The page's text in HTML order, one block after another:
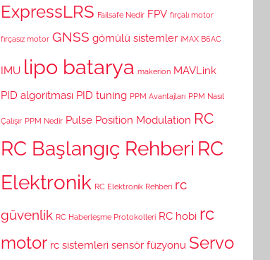
ExpressLRS Failsafe Nedir FPV fırçalı motor
fırçasız motor GNSS gömülü sistemler iMAX B6AC
IMU lipo batarya makerion MAVLink
PID algoritması PID tuning PPM Avantajları PPM Nasıl
Çalışır PPM Nedir Pulse Position Modulation RC
RC Başlangıç Rehberi RC
Elektronik RC Elektronik Rehberi rc
güvenlik RC Haberleşme Protokolleri RC hobi rc
motor rc sistemleri sensör füzyonu Servo